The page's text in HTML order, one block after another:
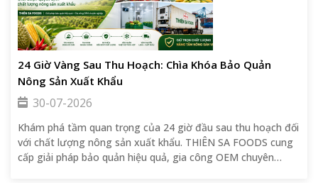
24 Giờ Vàng Sau Thu Hoạch: Chìa Khóa Bảo Quản
Nông Sản Xuất Khẩu
30-07-2026
Khám phá tầm quan trọng của 24 giờ đầu sau thu hoạch đối
với chất lượng nông sản xuất khẩu. THIÊN SA FOODS cung
cấp giải pháp bảo quản hiệu quả, gia công OEM chuyên